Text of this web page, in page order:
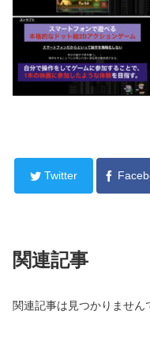
Twitter
関連記事
関連記事は見つかりません